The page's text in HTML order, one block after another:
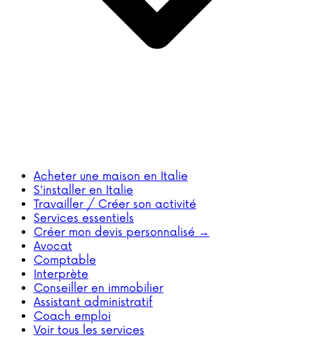
Acheter une maison en Italie
S'installer en Italie
Travailler / Créer son activité
Services essentiels
Créer mon devis personnalisé →
Avocat
Comptable
Interprète
Conseiller en immobilier
Assistant administratif
Coach emploi
Voir tous les services